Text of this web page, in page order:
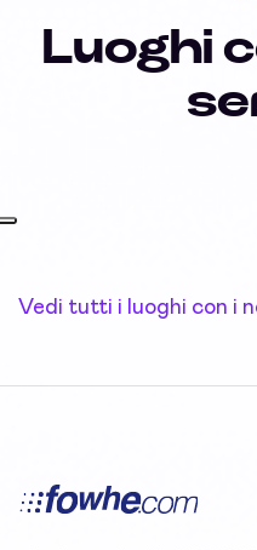
Luoghi
Vedi tutti i luoghi con i